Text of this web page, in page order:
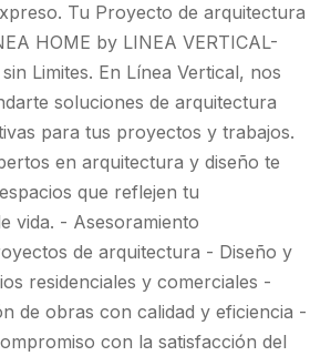
Tu Proyecto de arquitectura
HOME by LINEA VERTICAL-
Limites. En Línea Vertical, nos
soluciones de arquitectura
para tus proyectos y trabajos.
en arquitectura y diseño te
que reflejen tu
vida. - Asesoramiento
de arquitectura - Diseño y
residenciales y comerciales -
de obras con calidad y eficiencia -
con la satisfacción del